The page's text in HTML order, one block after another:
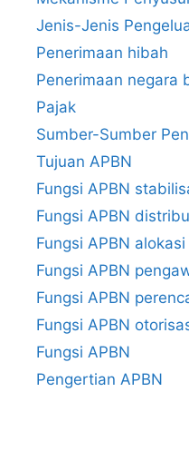
Jenis-Jenis
Penerimaan hibah
Penerimaan negara
Pajak
Sumber-Sumber
Tujuan APBN
Fungsi APBN
Fungsi APBN
Fungsi APBN alokasi
Fungsi APBN
Fungsi APBN
Fungsi APBN
Fungsi APBN
Pengertian APBN